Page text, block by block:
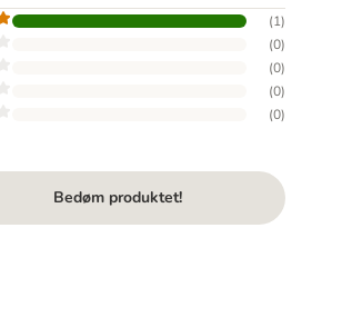
(1)
(0)
(0)
(0)
(0)
Bedøm produktet!